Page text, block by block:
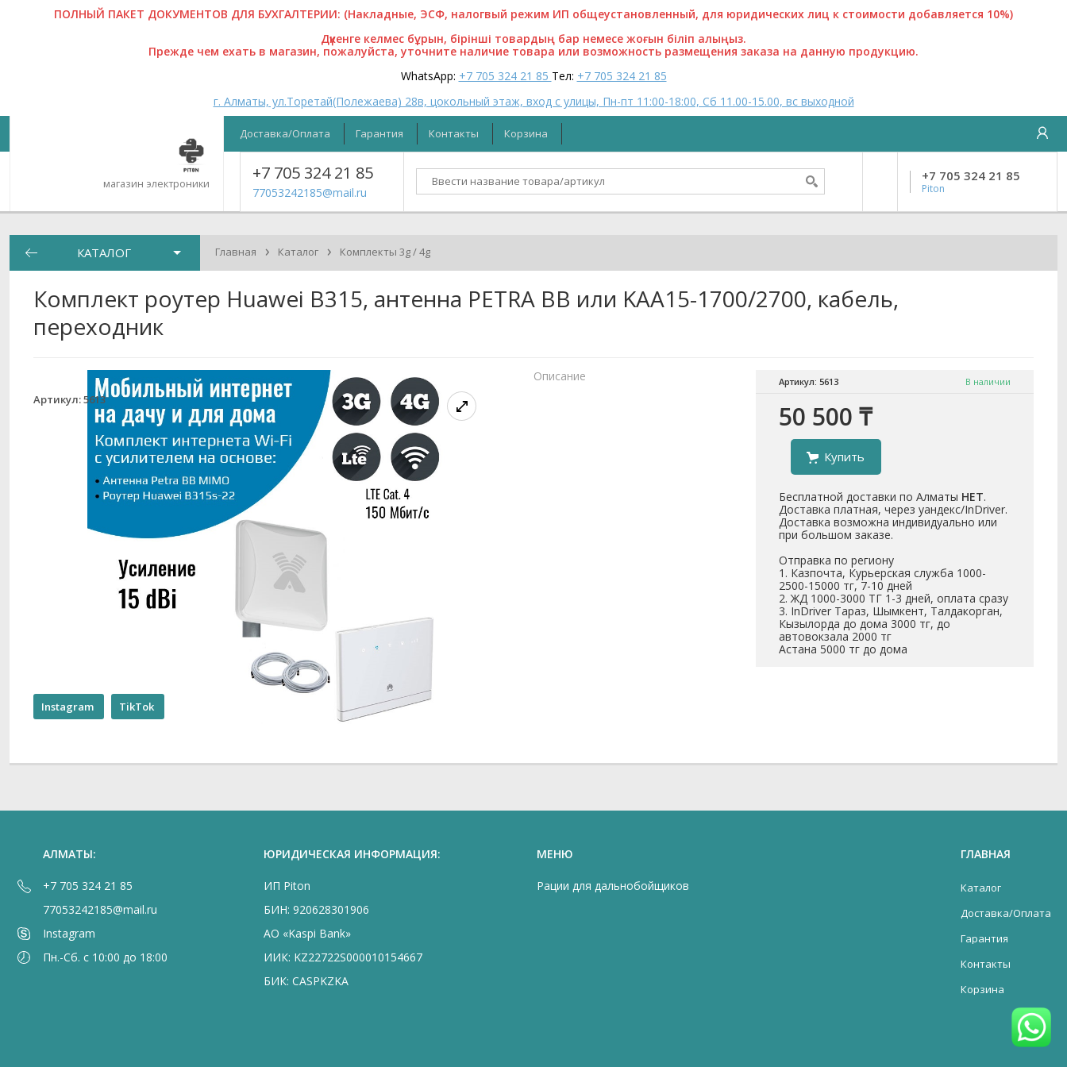
ПОЛНЫЙ ПАКЕТ ДОКУМЕНТОВ ДЛЯ БУХГАЛТЕРИИ: (Накладные, ЭСФ, налогвый режим ИП общеустановленный, для юридических лиц к стоимости добавляется 10%)
Дүкенге келмес бұрын, бірінші товардың бар немесе жоғын біліп алыңыз.
Прежде чем ехать в магазин, пожалуйста, уточните наличие товара или возможность размещения заказа на данную продукцию.
WhatsApp: +7 705 324 21 85 Тел: +7 705 324 21 85
г. Алматы, ул.Торетай(Полежаева) 28в, цокольный этаж, вход с улицы, Пн-пт 11:00-18:00, Сб 11.00-15.00, вс выходной
магазин электроники
Доставка/Оплата Гарантия Контакты Корзина
+7 705 324 21 85
77053242185@mail.ru
+7 705 324 21 85
Piton
КАТАЛОГ Главная › Каталог › Комплекты 3g / 4g
Комплект роутер Huawei B315, антенна PETRA BB или KAA15-1700/2700, кабель,
переходник
Артикул: 5613
Instagram TikTok
Артикул: 5613 В наличии
50 500 ₸
Купить
Бесплатной доставки по Алматы НЕТ.
Доставка платная, через уандекс/InDriver.
Доставка возможна индивидуально или
при большом заказе.
Отправка по региону
1. Казпочта, Курьерская служба 1000-
2500-15000 тг, 7-10 дней
2. ЖД 1000-3000 ТГ 1-3 дней, оплата сразу
3. InDriver Тараз, Шымкент, Талдакорган,
Кызылорда до дома 3000 тг, до
автовокзала 2000 тг
Астана 5000 тг до дома
Описание
АЛМАТЫ:
+7 705 324 21 85
77053242185@mail.ru
Instagram
Пн.-Сб. с 10:00 до 18:00
ЮРИДИЧЕСКАЯ ИНФОРМАЦИЯ:
ИП Piton
БИН: 920628301906
АО «Kaspi Bank»
ИИК: KZ22722S000010154667
БИК: CASPKZKA
МЕНЮ
Рации для дальнобойщиков
ГЛАВНАЯ
Каталог
Доставка/Оплата
Гарантия
Контакты
Корзина